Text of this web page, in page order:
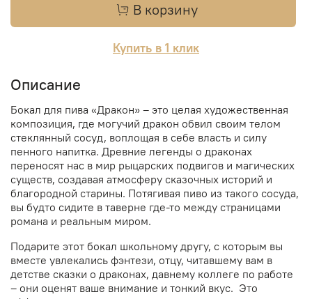
В корзину
Купить в 1 клик
Описание
Бокал для пива «Дракон» – это целая художественная
композиция, где могучий дракон обвил своим телом
стеклянный сосуд, воплощая в себе власть и силу
пенного напитка. Древние легенды о драконах
переносят нас в мир рыцарских подвигов и магических
существ, создавая атмосферу сказочных историй и
благородной старины. Потягивая пиво из такого сосуда,
вы будто сидите в таверне где-то между страницами
романа и реальным миром.
Подарите этот бокал школьному другу, с которым вы
вместе увлекались фэнтези, отцу, читавшему вам в
детстве сказки о драконах, давнему коллеге по работе
– они оценят ваше внимание и тонкий вкус. Это